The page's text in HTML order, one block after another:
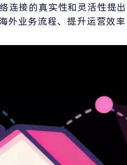
连接的真实性和灵活性提出
外业务流程、提升运营效率